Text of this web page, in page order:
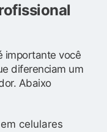
importante você
diferenciam um
Abaixo
celulares